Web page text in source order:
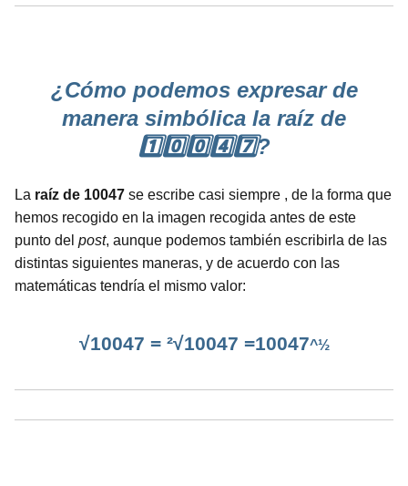
¿Cómo podemos expresar de
manera simbólica la raíz de
1️⃣0️⃣0️⃣4️⃣7️⃣?
La raíz de 10047 se escribe casi siempre , de la forma que
hemos recogido en la imagen recogida antes de este
punto del post, aunque podemos también escribirla de las
distintas siguientes maneras, y de acuerdo con las
matemáticas tendría el mismo valor:
√10047 = ²√10047 =10047^½